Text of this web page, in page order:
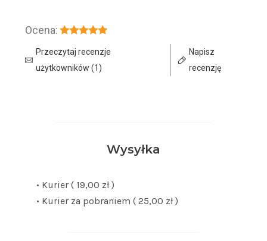
Ocena:
Przeczytaj recenzje
użytkowników (1)
Napisz
recenzję
Wysyłka
• Kurier ( 19,00 zł )
• Kurier za pobraniem ( 25,00 zł )